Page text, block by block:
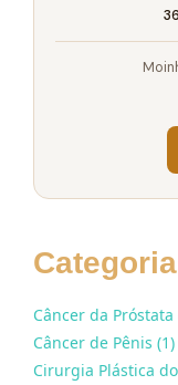
36
Câncer da Próstata
Câncer de Pênis (1)
Cirurgia Plástica